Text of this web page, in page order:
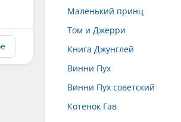
Маленький принц
Том и Джерри
Книга Джунглей
Винни Пух
Винни Пух советский
Котенок Гав